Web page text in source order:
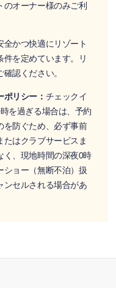
オーナー様のみご利
かつ快適にリゾート
を定めています。リ
確認ください。
リシー： チェックイ
を過ぎる場合は、予約
を防ぐため、必ず事前
はクラブサービスま
く、現地時間の深夜0時
ショー（無断不泊）扱
ンセルされる場合があ